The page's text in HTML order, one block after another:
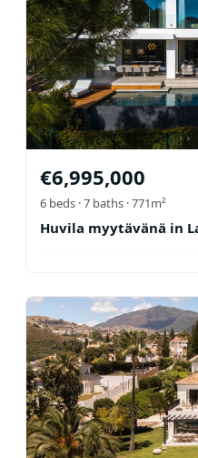
€6,995,000
6 beds ·7 baths · 771m²
Huvila myytävänä in